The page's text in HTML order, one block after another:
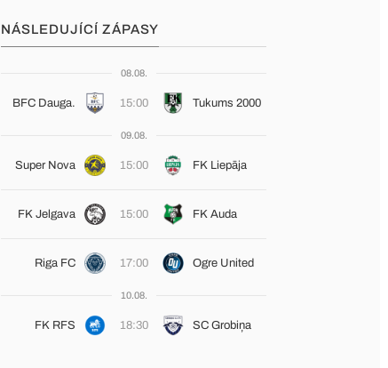
NÁSLEDUJÍCÍ ZÁPASY
08.08.
BFC Dauga. 15:00 Tukums 2000
09.08.
Super Nova 15:00 FK Liepāja
FK Jelgava 15:00 FK Auda
Riga FC 17:00 Ogre United
10.08.
FK RFS 18:30 SC Grobiņa